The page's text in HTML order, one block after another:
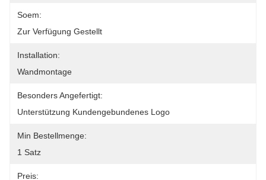
Soem:
Zur Verfügung Gestellt
Installation:
Wandmontage
Besonders Angefertigt:
Unterstützung Kundengebundenes Logo
Min Bestellmenge:
1 Satz
Preis: